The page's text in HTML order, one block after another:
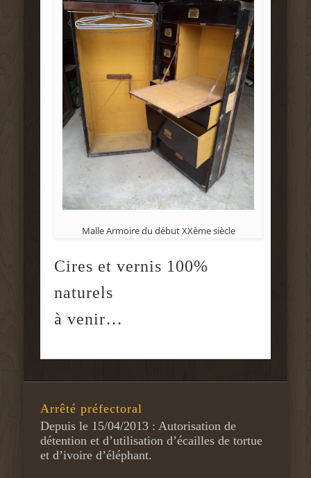
Malle Armoire du début XXème siècle
Cires et vernis 100%
naturels
à venir…
Arrêté préfectoral
Depuis le 15/04/2013 : Autorisation de
détention et d’utilisation d’écailles de tortue
et d’ivoire d’éléphant.